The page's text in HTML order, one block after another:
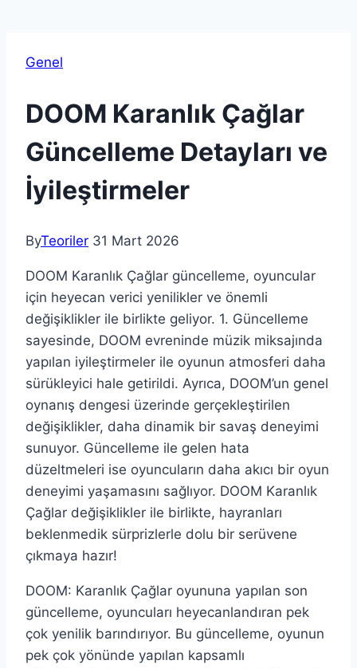
Genel
DOOM Karanlık Çağlar
Güncelleme Detayları ve
İyileştirmeler
ByTeoriler 31 Mart 2026
DOOM Karanlık Çağlar güncelleme, oyuncular
için heyecan verici yenilikler ve önemli
değişiklikler ile birlikte geliyor. 1. Güncelleme
sayesinde, DOOM evreninde müzik miksajında
yapılan iyileştirmeler ile oyunun atmosferi daha
sürükleyici hale getirildi. Ayrıca, DOOM’un genel
oynanış dengesi üzerinde gerçekleştirilen
değişiklikler, daha dinamik bir savaş deneyimi
sunuyor. Güncelleme ile gelen hata
düzeltmeleri ise oyuncuların daha akıcı bir oyun
deneyimi yaşamasını sağlıyor. DOOM Karanlık
Çağlar değişiklikler ile birlikte, hayranları
beklenmedik sürprizlerle dolu bir serüvene
çıkmaya hazır!
DOOM: Karanlık Çağlar oyununa yapılan son
güncelleme, oyuncuları heyecanlandıran pek
çok yenilik barındırıyor. Bu güncelleme, oyunun
pek çok yönünde yapılan kapsamlı